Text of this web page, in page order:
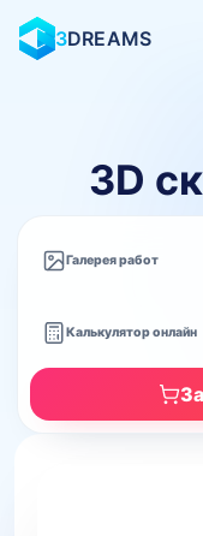
3DREAMS
3D
Галерея работ
Калькулятор онлайн